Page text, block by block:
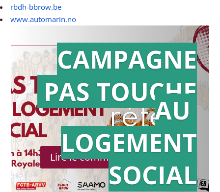
rbdh-bbrow.be
www.automarin.no
Action en
référé
Lire le communiqué de presse
CAMPAGNE
PAS TOUCHE
AU
LOGEMENT
SOCIAL